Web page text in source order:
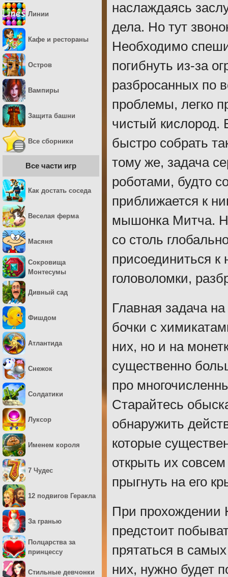
наслаждаясь
дела. Но тут
Необходимо
погибнуть из-за
разбросанных по
проблемы, легко
чистый кислород.
быстро собрать
тому же, задача
роботами, будто
приближается к
мышонка Митча.
со столь
присоединиться
головоломки,
Главная задача
бочки с
них, но и на
существенно
про
Старайтесь
обнаружить
которые
открыть их
прыгнуть на его
При прохождении
предстоит
прятаться в
них, нужно будет
Линии
Кафе и рестораны
Остров
Вампиры
Защита башни
Все сборники
Все части игр
Как достать соседа
Веселая ферма
Масяня
Сокровища
Монтесумы
Дивный сад
Фишдом
Атлантида
Снежок
Солдатики
Луксор
Именем короля
7 Чудес
12 подвигов Геракла
За гранью
Полцарства за
принцессу
Стильные девчонки